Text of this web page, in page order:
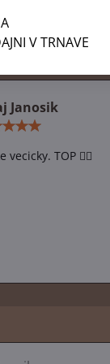
Janosik
/
5
TOP 👌🏻
V TRNAVE